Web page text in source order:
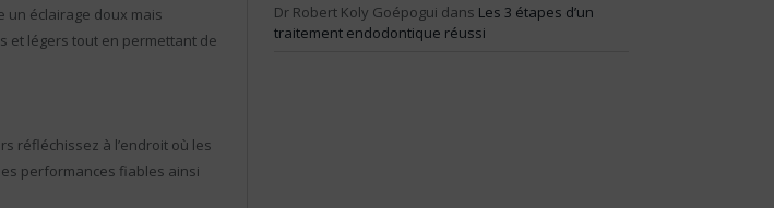
un éclairage doux mais
et légers tout en permettant de
réfléchissez à l’endroit où les
performances fiables ainsi
Dr Robert Koly Goépogui dans Les 3 étapes d’un
traitement endodontique réussi